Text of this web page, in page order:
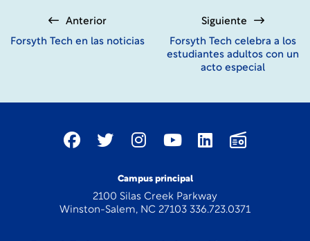
Anterior
Forsyth Tech en las noticias
Siguiente
Forsyth Tech celebra a los
estudiantes adultos con un
acto especial
Campus principal
2100 Silas Creek Parkway
Winston-Salem, NC 27103 336.723.0371